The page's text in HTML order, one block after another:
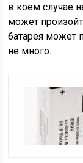
в коем случае
может
батарея может
не много.